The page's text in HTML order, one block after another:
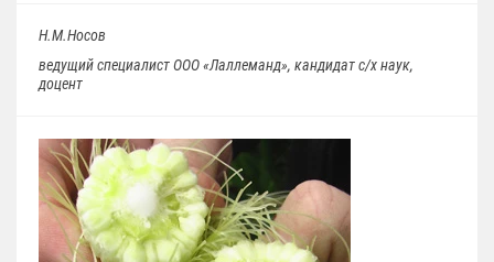
Н.М.Носов
ведущий специалист ООО «Лаллеманд», кандидат с/х наук,
доцент